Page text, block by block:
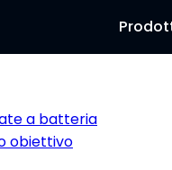
a batteria
obiettivo